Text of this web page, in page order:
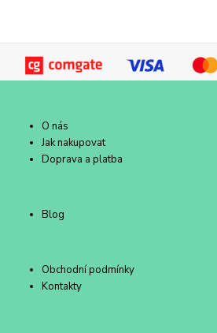
O nás
Jak nakupovat
Doprava a platba
Blog
Obchodní podmínky
Kontakty